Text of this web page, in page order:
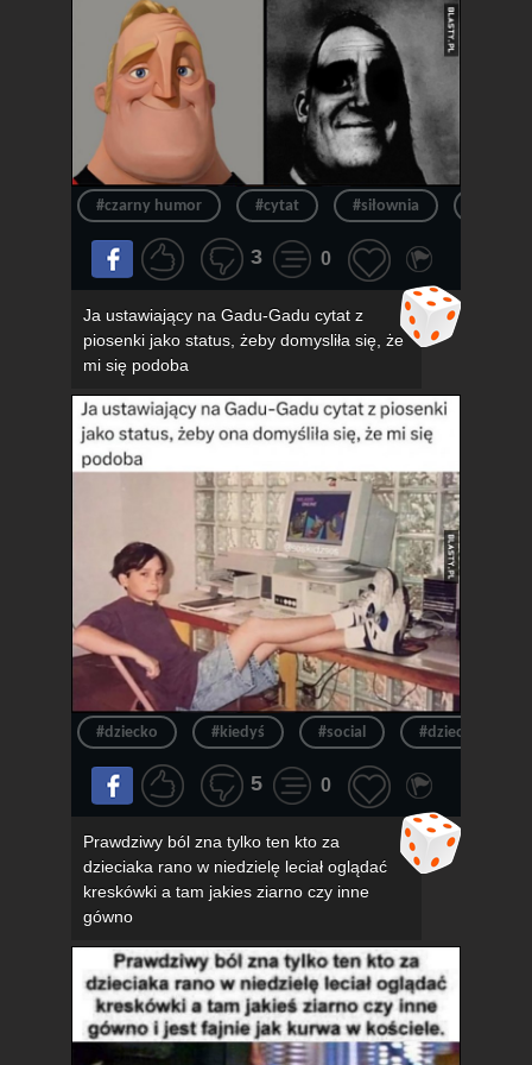
#czarny humor #cytat #siłownia
3 0
Ja ustawiający na Gadu-Gadu cytat z
piosenki jako status, żeby domysliła się, że
mi się podoba
#dziecko #kiedyś #social #dzieciak
5 0
Prawdziwy ból zna tylko ten kto za
dzieciaka rano w niedzielę leciał oglądać
kreskówki a tam jakies ziarno czy inne
gówno